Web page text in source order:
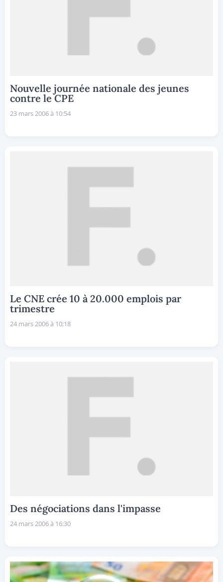
Nouvelle journée nationale des jeunes
contre le CPE
23 mars 2006 à 10:54
Le CNE crée 10 à 20.000 emplois par
trimestre
24 mars 2006 à 10:18
Des négociations dans l'impasse
24 mars 2006 à 16:30